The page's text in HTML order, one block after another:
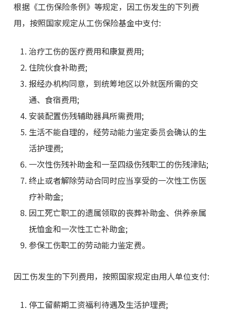
根据《工伤保险条例》等规定，因工伤发生的下列费
用，按照国家规定从工伤保险基金中支付:
治疗工伤的医疗费用和康复费用;
住院伙食补助费;
报经办机构同意，到统筹地区以外就医所需的交
通、食宿费用;
安装配置伤残辅助器具所需费用;
生活不能自理的，经劳动能力鉴定委员会确认的生
活护理费;
一次性伤残补助金和一至四级伤残职工的伤残津贴;
终止或者解除劳动合同时应当享受的一次性工伤医
疗补助金;
因工死亡职工的遗属领取的丧葬补助金、供养亲属
抚恤金和一次性工亡补助金;
参保工伤职工的劳动能力鉴定费。
因工伤发生的下列费用，按照国家规定由用人单位支付:
停工留薪期工资福利待遇及生活护理费;